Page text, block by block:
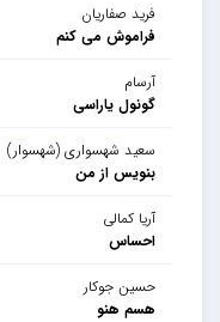
فرید صفاریان
فراموش می کنم
آرسام
گونول یاراسی
سعید شهسواری (شهسوار)
بنویس از من
آریا کمالی
احساس
حسین جوکار
هسم هنو